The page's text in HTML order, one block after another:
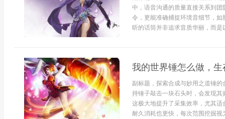
中，语音沟通的质量直接关系到
令，更能准确捕捉环境音细节，
听的话筒并非追求音质华丽，而
我的世界锤怎么做，
副标题，探索合成与妙用之道锤
持锤子敲击一块石头时，会发现
这极大地提升了采集效率，尤其
耐久消耗也更快，每次范围挖掘